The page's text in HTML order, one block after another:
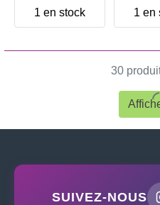
CT) 2,82g
1 en stock 1 en
30
SUIVEZ-NOUS